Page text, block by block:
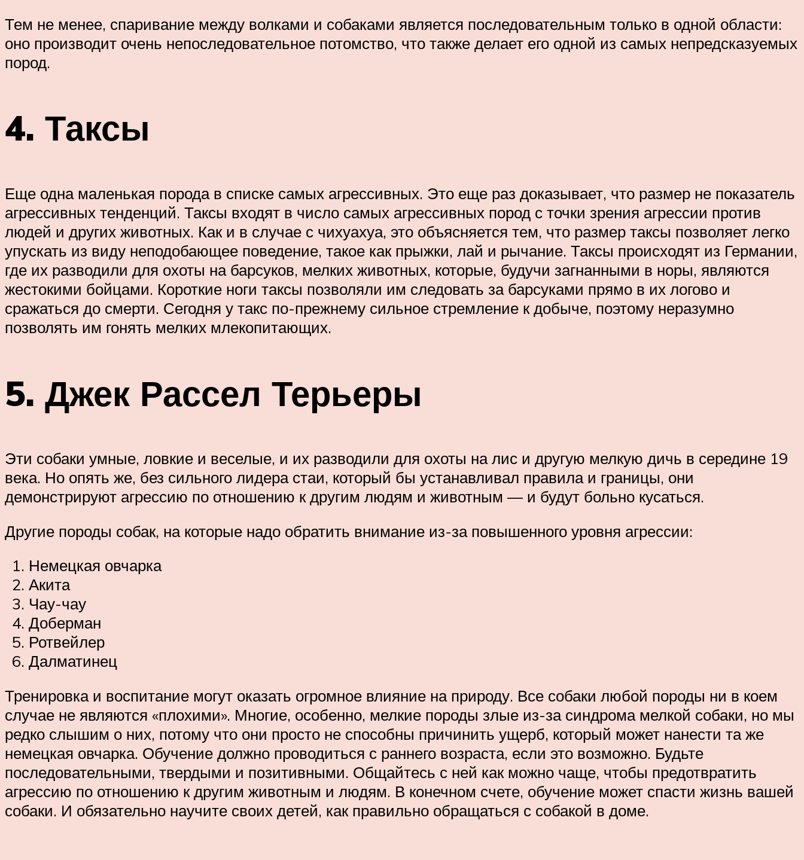
Тем не менее, спаривание между волками и собаками является последовательным только в одной области:
оно производит очень непоследовательное потомство, что также делает его одной из самых непредсказуемых
пород.
4. Таксы
Еще одна маленькая порода в списке самых агрессивных. Это еще раз доказывает, что размер не показатель
агрессивных тенденций. Таксы входят в число самых агрессивных пород с точки зрения агрессии против
людей и других животных. Как и в случае с чихуахуа, это объясняется тем, что размер таксы позволяет легко
упускать из виду неподобающее поведение, такое как прыжки, лай и рычание. Таксы происходят из Германии,
где их разводили для охоты на барсуков, мелких животных, которые, будучи загнанными в норы, являются
жестокими бойцами. Короткие ноги таксы позволяли им следовать за барсуками прямо в их логово и
сражаться до смерти. Сегодня у такс по-прежнему сильное стремление к добыче, поэтому неразумно
позволять им гонять мелких млекопитающих.
5. Джек Рассел Терьеры
Эти собаки умные, ловкие и веселые, и их разводили для охоты на лис и другую мелкую дичь в середине 19
века. Но опять же, без сильного лидера стаи, который бы устанавливал правила и границы, они
демонстрируют агрессию по отношению к другим людям и животным — и будут больно кусаться.
Другие породы собак, на которые надо обратить внимание из-за повышенного уровня агрессии:
Немецкая овчарка
Акита
Чау-чау
Доберман
Ротвейлер
Далматинец
Тренировка и воспитание могут оказать огромное влияние на природу. Все собаки любой породы ни в коем
случае не являются «плохими». Многие, особенно, мелкие породы злые из-за синдрома мелкой собаки, но мы
редко слышим о них, потому что они просто не способны причинить ущерб, который может нанести та же
немецкая овчарка. Обучение должно проводиться с раннего возраста, если это возможно. Будьте
последовательными, твердыми и позитивными. Общайтесь с ней как можно чаще, чтобы предотвратить
агрессию по отношению к другим животным и людям. В конечном счете, обучение может спасти жизнь вашей
собаки. И обязательно научите своих детей, как правильно обращаться с собакой в доме.